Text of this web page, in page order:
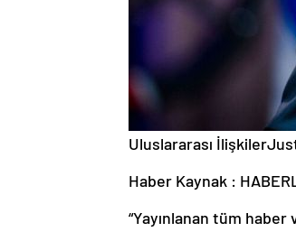
Uluslararası
Haber Kaynak :
“Yayınlanan tüm